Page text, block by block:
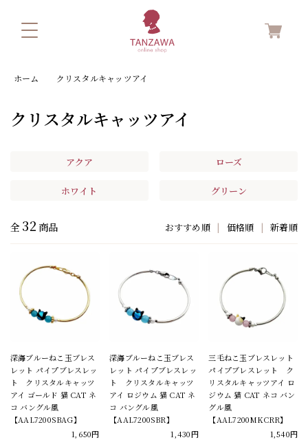
ホーム クリスタルキャッツアイ
クリスタルキャッツアイ
アクア ローズ
ホワイト グリーン
全 32 商品 おすすめ順 | 価格順 | 新着順
深海ブルーねこ玉ブレス
レット パイプブレスレッ
ト クリスタルキャッツ
アイ ゴールド 猫 CAT ネ
コ バングル風
【AAL7200SBAG】
1,650円
深海ブルーねこ玉ブレス
レット パイプブレスレッ
ト クリスタルキャッツ
アイ ロジウム 猫 CAT ネ
コ バングル風
【AAL7200SBR】
1,430円
三毛ねこ玉ブレスレット
パイプブレスレット ク
リスタルキャッツアイ ロ
ジウム 猫 CAT ネコ バン
グル風
【AAL7200MKCRR】
1,540円